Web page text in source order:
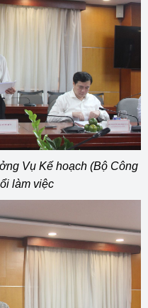
Vụ Kế hoạch (Bộ Công
làm việc